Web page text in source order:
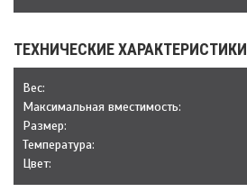
ТЕХНИЧЕСКИЕ ХАРАКТЕРИСТИКИ
Веc:
Максимальная вместимость:
Размер:
Температура:
Цвет: